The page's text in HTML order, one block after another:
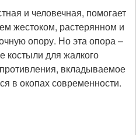
и человечная, помогает
жестоком, растерянном и
опору. Но эта опора –
костыли для жалкого
вкладываемое
в окопах современности.